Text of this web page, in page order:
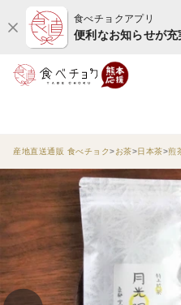
食べチョクアプリ
便利なお知らせが充
産地直送通販 食べチョク お茶 日本茶 煎